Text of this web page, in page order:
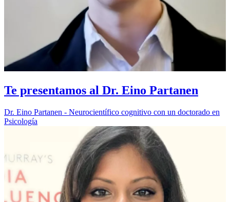
Te presentamos al Dr. Eino Partanen
Dr. Eino Partanen - Neurocientífico cognitivo con un doctorado en
Psicología